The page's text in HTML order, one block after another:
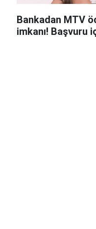
Bankadan MTV
imkanı! Başvuru